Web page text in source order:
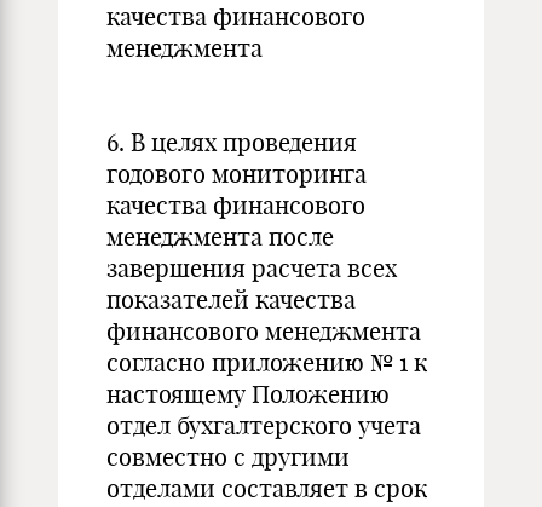
качества финансового
менеджмента
6. В целях проведения
годового мониторинга
качества финансового
менеджмента после
завершения расчета всех
показателей качества
финансового менеджмента
согласно приложению № 1 к
настоящему Положению
отдел бухгалтерского учета
совместно с другими
отделами составляет в срок